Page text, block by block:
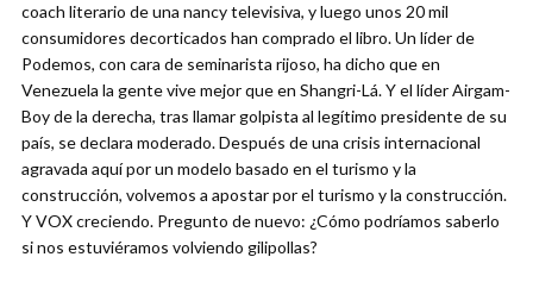
coach literario de una nancy televisiva, y luego unos 20 mil
consumidores decorticados han comprado el libro. Un líder de
Podemos, con cara de seminarista rijoso, ha dicho que en
Venezuela la gente vive mejor que en Shangri-Lá. Y el líder Airgam-
Boy de la derecha, tras llamar golpista al legítimo presidente de su
país, se declara moderado. Después de una crisis internacional
agravada aquí por un modelo basado en el turismo y la
construcción, volvemos a apostar por el turismo y la construcción.
Y VOX creciendo. Pregunto de nuevo: ¿Cómo podríamos saberlo
si nos estuviéramos volviendo gilipollas?